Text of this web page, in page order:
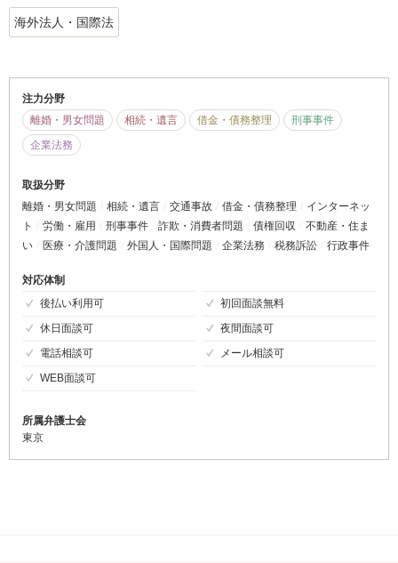
海外法人・国際法
注力分野
離婚・男女問題
相続・遺言 借金・債務整理
刑事事件
企業法務
取扱分野
離婚・男女問題
相続・遺言 交通事故 借金・債務整理
インターネッ
ト
労働・雇用 刑事事件 詐欺・消費者問題 債権回収
不動産・住ま
い
医療・介護問題 外国人・国際問題 企業法務 税務訴訟 行政事件
対応体制
後払い利用可
初回面談無料
休日面談可
夜間面談可
電話相談可
メール相談可
WEB面談可
所属弁護士会
東京